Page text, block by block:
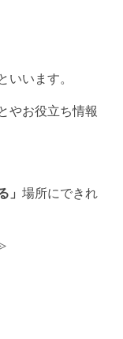
いいます。
やお役立ち情報
」場所にできれ